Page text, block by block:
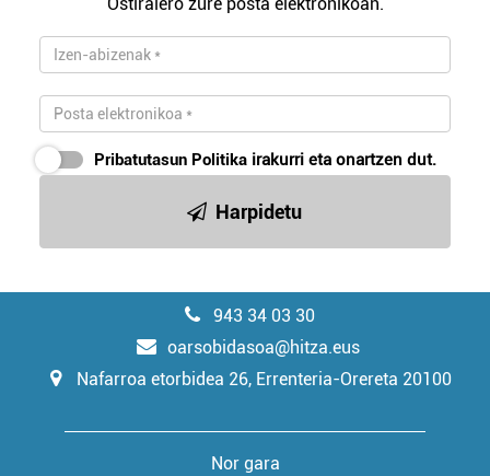
Pribatutasun Politika irakurri eta onartzen dut.
Harpidetu
943 34 03 30
oarsobidasoa@hitza.eus
Nafarroa etorbidea 26, Errenteria-Orereta 20100
Nor gara